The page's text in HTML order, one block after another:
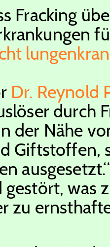
Fracking
Dr. Reynold
durch
der Nähe
Giftstoffen,
was
zu